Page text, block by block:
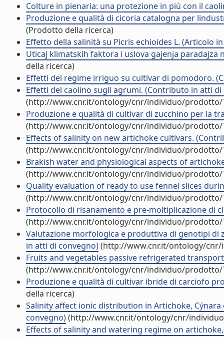
Colture in pienaria: una protezione in più con il
Produzione e qualità di cicoria catalogna per
(Prodotto della ricerca)
Effetto della salinità su Picris echioides L. (Articolo
Uticaj klimatskih faktora i uslova gajenja
della ricerca)
Effetti del regime irriguo su cultivar di pomodoro.
Effetti del caolino sugli agrumi. (Contributo in atti di
(http://www.cnr.it/ontology/cnr/individuo/prodotto/
Produzione e qualità di cultivar di zucchino per la
(http://www.cnr.it/ontology/cnr/individuo/prodotto/
Effects of salinity on new artichoke cultivars.
(http://www.cnr.it/ontology/cnr/individuo/prodotto/
Brakish water and physiological aspects of
(http://www.cnr.it/ontology/cnr/individuo/prodotto/
Quality evaluation of ready to use fennel slices
(http://www.cnr.it/ontology/cnr/individuo/prodotto/
Protocollo di risanamento e pre-moltiplicazione di
(http://www.cnr.it/ontology/cnr/individuo/prodotto/
Valutazione morfologica e produttiva di genotipi
in atti di convegno)(http://www.cnr.it/ontology/
Fruits and vegetables passive refrigerated
(http://www.cnr.it/ontology/cnr/individuo/prodotto/
Produzione e qualità di cultivar ibride di carciofo
della ricerca)
Salinity affect ionic distribution in Artichoke,
convegno)(http://www.cnr.it/ontology/cnr/
Effects of salinity and watering regime on